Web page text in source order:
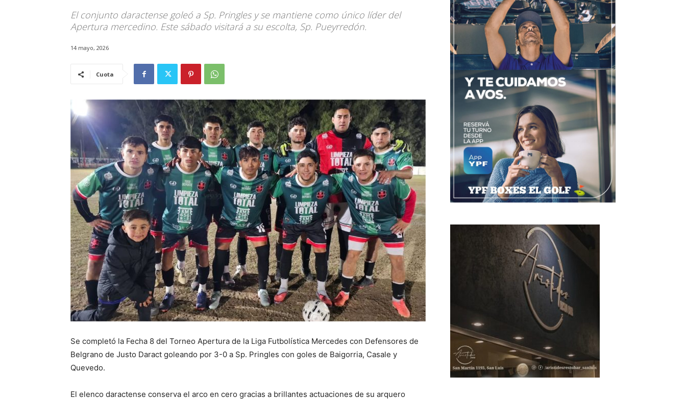
El conjunto daractense goleó a Sp. Pringles y se mantiene como único líder del
Apertura mercedino. Este sábado visitará a su escolta, Sp. Pueyrredón.
14 mayo, 2026
Cuota
Se completó la Fecha 8 del Torneo Apertura de la Liga Futbolística Mercedes con Defensores de
Belgrano de Justo Daract goleando por 3-0 a Sp. Pringles con goles de Baigorria, Casale y
Quevedo.
El elenco daractense conserva el arco en cero gracias a brillantes actuaciones de su arquero